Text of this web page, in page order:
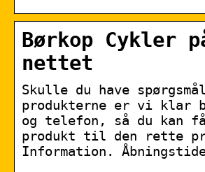
Børkop Cykler
nettet
Skulle du have
produkterne er vi klar
og telefon, så du kan
produkt til den rette
Information.